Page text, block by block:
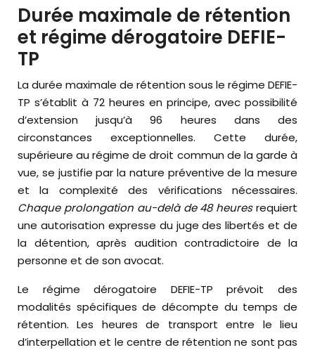
Durée maximale de rétention
et régime dérogatoire DEFIE-
TP
La durée maximale de rétention sous le régime DEFIE-
TP s’établit à 72 heures en principe, avec possibilité
d’extension jusqu’à 96 heures dans des
circonstances exceptionnelles. Cette durée,
supérieure au régime de droit commun de la garde à
vue, se justifie par la nature préventive de la mesure
et la complexité des vérifications nécessaires.
Chaque prolongation au-delà de 48 heuresrequiert
une autorisation expresse du juge des libertés et de
la détention, après audition contradictoire de la
personne et de son avocat.
Le régime dérogatoire DEFIE-TP prévoit des
modalités spécifiques de décompte du temps de
rétention. Les heures de transport entre le lieu
d’interpellation et le centre de rétention ne sont pas